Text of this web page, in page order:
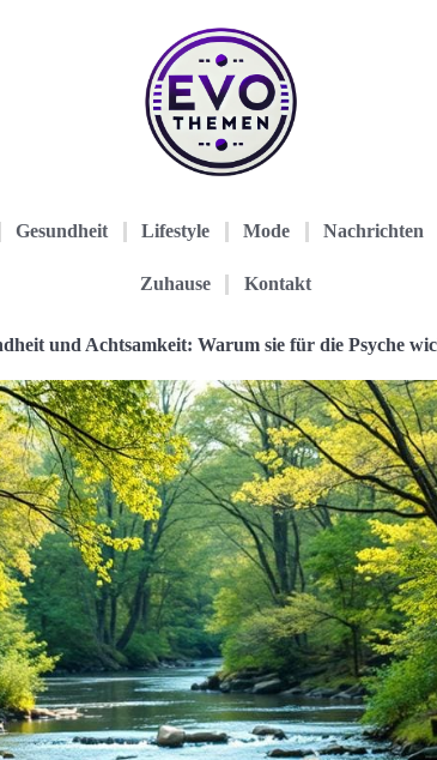
Gesundheit Lifestyle Mode Nachrichten
Zuhause Kontakt
und Achtsamkeit: Warum sie für die Psyche